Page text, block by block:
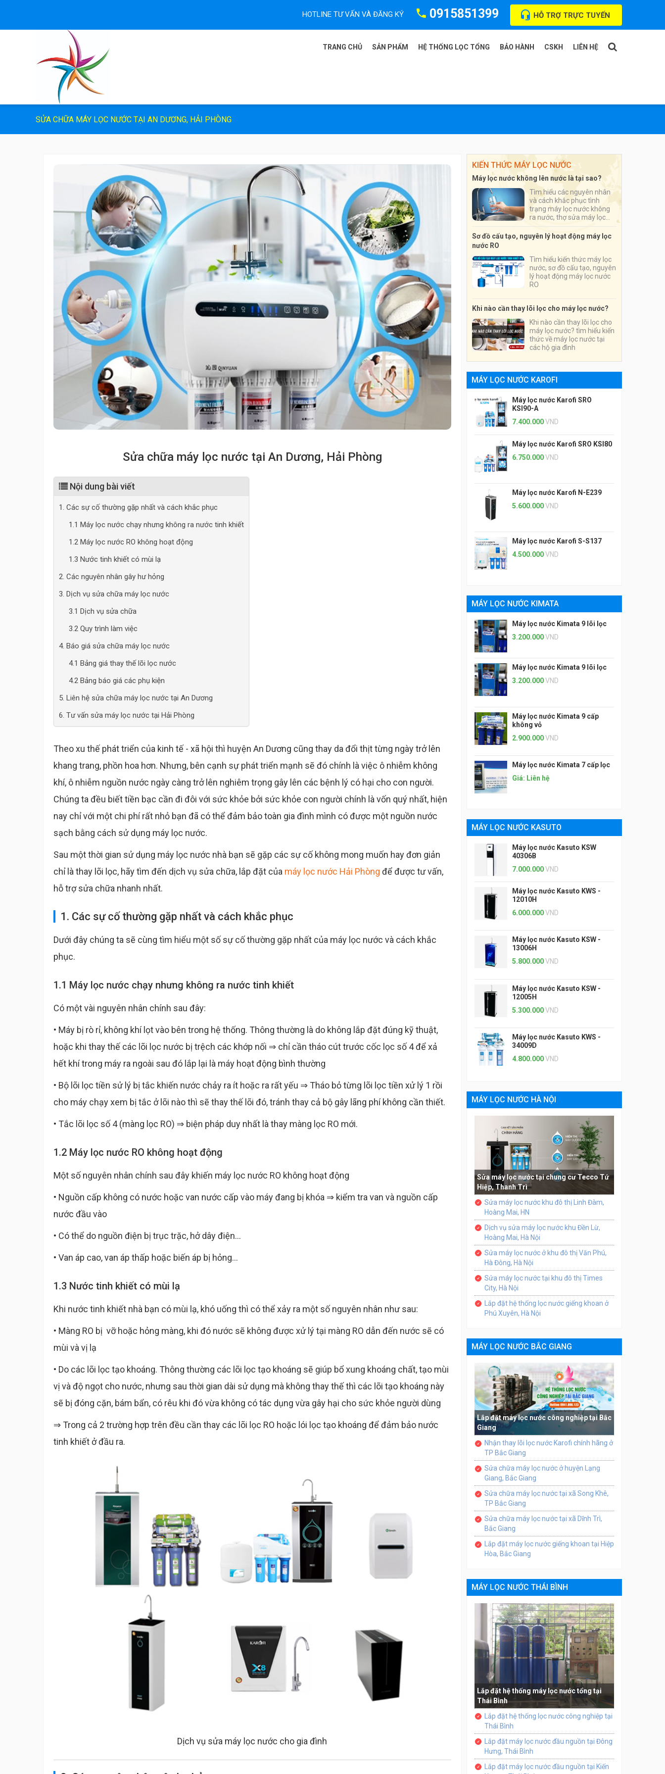
HOTLINE TƯ VẤN VÀ ĐĂNG KÝ 0915851399 HỖ TRỢ TRỰC TUYẾN
TRANG CHỦ SẢN PHẨM
Máy lọc nước Kimata
Máy lọc nước Kangaroo
HỆ THỐNG LỌC TỔNG BẢO HÀNH CSKH LIÊN HỆ
SỬA CHỮA MÁY LỌC NƯỚC TẠI AN DƯƠNG, HẢI PHÒNG
Sửa chữa máy lọc nước tại An Dương, Hải Phòng
Nội dung bài viết
1. Các sự cố thường gặp nhất và cách khắc phục
1.1 Máy lọc nước chạy nhưng không ra nước tinh khiết
1.2 Máy lọc nước RO không hoạt động
1.3 Nước tinh khiết có mùi lạ
2. Các nguyên nhân gây hư hỏng
3. Dịch vụ sửa chữa máy lọc nước
3.1 Dịch vụ sửa chữa
3.2 Quy trình làm việc
4. Báo giá sửa chữa máy lọc nước
4.1 Bảng giá thay thế lõi lọc nước
4.2 Bảng báo giá các phụ kiện
5. Liên hệ sửa chữa máy lọc nước tại An Dương
6. Tư vấn sửa máy lọc nước tại Hải Phòng
Theo xu thế phát triển của kinh tế - xã hội thì huyện An Dương cũng thay da đổi thịt từng ngày trở lên
khang trang, phồn hoa hơn. Nhưng, bên cạnh sự phát triển mạnh sẽ đó chính là việc ô nhiễm không
khí, ô nhiễm nguồn nước ngày càng trở lên nghiêm trọng gây lên các bệnh lý có hại cho con người.
Chúng ta đều biết tiền bạc cần đi đôi với sức khỏe bởi sức khỏe con người chính là vốn quý nhất, hiện
nay chỉ với một chi phí rất nhỏ bạn đã có thể đảm bảo toàn gia đình mình có được một nguồn nước
sạch bằng cách sử dụng máy lọc nước.
Sau một thời gian sử dụng máy lọc nước nhà bạn sẽ gặp các sự cố không mong muốn hay đơn giản
chỉ là thay lõi lọc, hãy tìm đến dịch vụ sửa chữa, lắp đặt của máy lọc nước Hải Phòng để được tư vấn,
hỗ trợ sửa chữa nhanh nhất.
1. Các sự cố thường gặp nhất và cách khắc phục
Dưới đây chúng ta sẽ cùng tìm hiểu một số sự cố thường gặp nhất của máy lọc nước và cách khắc
phục.
1.1 Máy lọc nước chạy nhưng không ra nước tinh khiết
Có một vài nguyên nhân chính sau đây:
• Máy bị rò rỉ, không khí lọt vào bên trong hệ thống. Thông thường là do không lắp đặt đúng kỹ thuật,
hoặc khi thay thế các lõi lọc nước bị trệch các khớp nối ⇒ chỉ cần tháo cút trước cốc lọc số 4 để xả
hết khí trong máy ra ngoài sau đó lắp lại là máy hoạt động bình thường
• Bộ lõi lọc tiền sử lý bị tắc khiến nước chảy ra ít hoặc ra rất yếu ⇒ Tháo bỏ từng lõi lọc tiền xử lý 1 rồi
cho máy chạy xem bị tắc ở lõi nào thì sẽ thay thế lõi đó, tránh thay cả bộ gây lãng phí không cần thiết.
• Tắc lõi lọc số 4 (màng lọc RO) ⇒ biện pháp duy nhất là thay màng lọc RO mới.
1.2 Máy lọc nước RO không hoạt động
Một số nguyên nhân chính sau đây khiến máy lọc nước RO không hoạt động
• Nguồn cấp không có nước hoặc van nước cấp vào máy đang bị khóa ⇒ kiểm tra van và nguồn cấp
nước đầu vào
• Có thể do nguồn điện bị trục trặc, hở dây điện...
• Van áp cao, van áp thấp hoặc biến áp bị hỏng...
1.3 Nước tinh khiết có mùi lạ
Khi nước tinh khiết nhà bạn có mùi lạ, khó uống thì có thể xảy ra một số nguyên nhân như sau:
• Màng RO bị vỡ hoặc hỏng màng, khi đó nước sẽ không được xử lý tại màng RO dẫn đến nước sẽ có
mùi và vị lạ
• Do các lõi lọc tạo khoáng. Thông thường các lõi lọc tạo khoáng sẽ giúp bổ xung khoáng chất, tạo mùi
vị và độ ngọt cho nước, nhưng sau thời gian dài sử dụng mà không thay thế thì các lõi tạo khoáng này
sẽ bị đóng cặn, bám bẩn, có rêu khi đó vừa không có tác dụng vừa gây hại cho sức khỏe người dùng
⇒ Trong cả 2 trường hợp trên đều cần thay các lõi lọc RO hoặc lói lọc tạo khoáng để đảm bảo nước
tinh khiết ở đầu ra.
Dịch vụ sửa máy lọc nước cho gia đình
KIẾN THỨC MÁY LỌC NƯỚC
Máy lọc nước không lên nước là tại sao?
Tìm hiểu các nguyên nhân
và cách khắc phục tình
trạng máy lọc nước không
ra nước, thợ sửa máy lọc
đình, trường học và các
doanh nghiệp
Sơ đồ cấu tạo, nguyên lý hoạt động máy lọc
nước RO
Tìm hiểu kiến thức máy lọc
nước, sơ đồ cấu tạo, nguyên
lý hoạt động máy lọc nước
RO
Khi nào cần thay lõi lọc cho máy lọc nước?
Khi nào cần thay lõi lọc cho
máy lọc nước? tìm hiểu kiến
thức về máy lọc nước tại
các hộ gia đình
MÁY LỌC NƯỚC KAROFI
Máy lọc nước Karofi SRO
KSI90-A
7.400.000VND
Máy lọc nước Karofi SRO KSI80
6.750.000VND
Máy lọc nước Karofi N-E239
5.600.000VND
Máy lọc nước Karofi S-S137
4.500.000VND
MÁY LỌC NƯỚC KIMATA
Máy lọc nước Kimata 9 lõi lọc
3.200.000VND
Máy lọc nước Kimata 9 lõi lọc
3.200.000VND
Máy lọc nước Kimata 9 cấp
không vỏ
2.900.000VND
Máy lọc nước Kimata 7 cấp lọc
Giá: Liên hệ
MÁY LỌC NƯỚC KASUTO
Máy lọc nước Kasuto KSW
40306B
7.000.000VND
Máy lọc nước Kasuto KWS -
12010H
6.000.000VND
Máy lọc nước Kasuto KSW -
13006H
5.800.000VND
Máy lọc nước Kasuto KSW -
12005H
5.300.000VND
Máy lọc nước Kasuto KWS -
34009D
4.800.000VND
MÁY LỌC NƯỚC HÀ NỘI
Sửa máy lọc nước tại chung cư Tecco Tứ
Hiệp, Thanh Trì
Sửa máy lọc nước khu đô thị Linh Đàm,
Hoàng Mai, HN
Dịch vụ sửa máy lọc nước khu Đền Lừ,
Hoàng Mai, Hà Nội
Sửa máy lọc nước ở khu đô thị Văn Phú,
Hà Đông, Hà Nội
Sửa máy lọc nước tại khu đô thị Times
City, Hà Nội
Lắp đặt hệ thống lọc nước giếng khoan ở
Phú Xuyên, Hà Nội
MÁY LỌC NƯỚC BẮC GIANG
Lắp đặt máy lọc nước công nghiệp tại Bắc
Giang
Nhận thay lõi lọc nước Karofi chính hãng ở
TP Bắc Giang
Sửa chữa máy lọc nước ở huyện Lạng
Giang, Bắc Giang
Sửa chữa máy lọc nước tại xã Song Khê,
TP Bắc Giang
Sửa chữa máy lọc nước tại xã Dĩnh Trì,
Bắc Giang
Lắp đặt máy lọc nước giếng khoan tại Hiệp
Hòa, Bắc Giang
MÁY LỌC NƯỚC THÁI BÌNH
Lắp đặt hệ thống máy lọc nước tổng tại
Thái Bình
Lắp đặt hệ thống lọc nước công nghiệp tại
Thái Bình
Lắp đặt máy lọc nước đầu nguồn tại Đông
Hưng, Thái Bình
Lắp đặt máy lọc nước đầu nguồn tại Kiến